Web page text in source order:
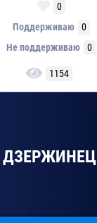
0
Поддерживаю
0
Не поддерживаю
0
1154
ДЗЕРЖИНЕЦ